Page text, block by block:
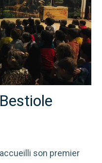
son premier